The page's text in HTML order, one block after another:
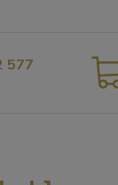
577